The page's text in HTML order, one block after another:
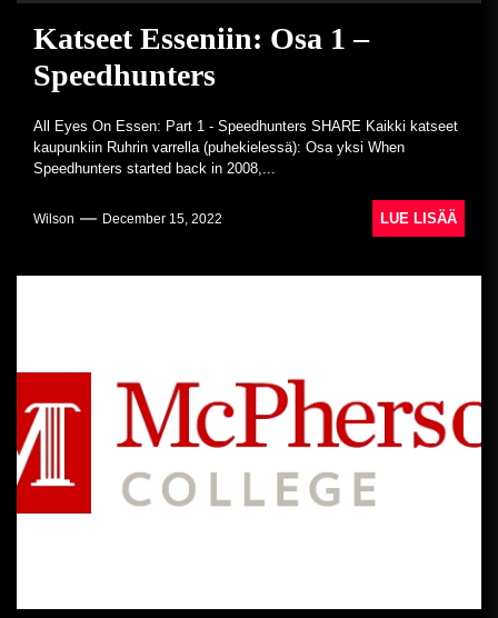
Katseet Esseniin: Osa 1 –
Speedhunters
All Eyes On Essen: Part 1 - Speedhunters SHARE Kaikki katseet
kaupunkiin Ruhrin varrella (puhekielessä): Osa yksi When
Speedhunters started back in 2008,...
Wilson December 15, 2022 LUE LISÄÄ